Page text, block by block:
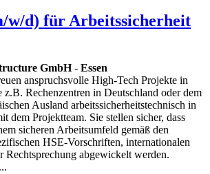
w/d) für Arbeitssicherheit
GmbH- Essen
anspruchsvolle High-Tech Projekte in
Rechenzentren in Deutschland oder dem
Ausland arbeitssicherheitstechnisch in
dem Projektteam. Sie stellen sicher, dass
sicheren Arbeitsumfeld gemäß den
HSE-Vorschriften, internationalen
Rechtsprechung abgewickelt werden.